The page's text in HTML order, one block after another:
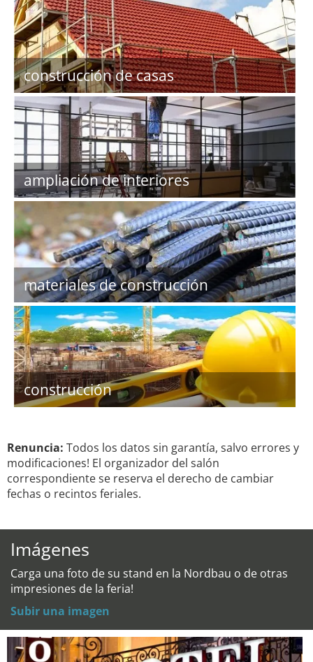
construcción de casas
ampliación de interiores
materiales de construcción
construcción
Renuncia: Todos los datos sin garantía, salvo errores y
modificaciones! El organizador del salón
correspondiente se reserva el derecho de cambiar
fechas o recintos feriales.
Imágenes
Carga una foto de su stand en la Nordbau o de otras
impresiones de la feria!
Subir una imagen